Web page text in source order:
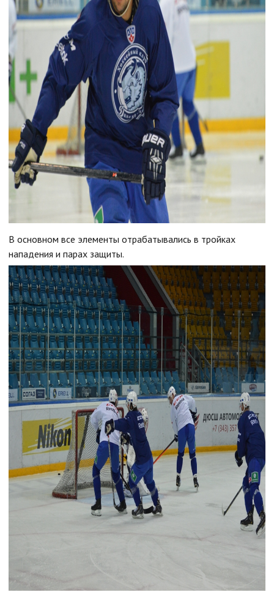
В основном все элементы отрабатывались в тройках
нападения и парах защиты.